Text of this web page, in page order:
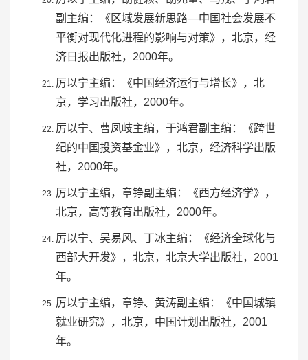
副主编：《区域发展新思路—中国社会发展不
平衡对现代化进程的影响与对策》，北京，经
济日报出版社，2000年。
厉以宁主编：《中国经济运行与增长》，北
京，学习出版社，2000年。
厉以宁、曹凤岐主编，于鸿君副主编：《跨世
纪的中国投资基金业》，北京，经济科学出版
社，2000年。
厉以宁主编，章铮副主编：《西方经济学》，
北京， 高等教育出版社，2000年。
厉以宁、吴易风、 丁冰主编：《经济全球化与
西部大开发》，北京，北京大学出版社，2001
年。
厉以宁主编，章铮、 黄涛副主编：《中国城镇
就业研究》，北京，中国计划出版社，2001
年。